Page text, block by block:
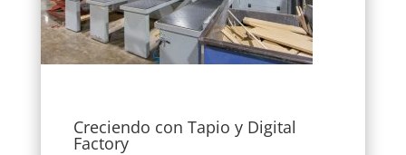
Creciendo con Tapio y Digital
Factory